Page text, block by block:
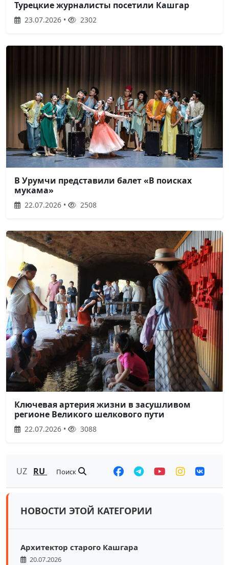
Турецкие журналисты посетили Кашгар
23.07.2026 • 2302
В Урумчи представили балет «В поисках
мукама»
22.07.2026 • 2508
Ключевая артерия жизни в засушливом
регионе Великого шелкового пути
22.07.2026 • 3088
UZ RU Поиск
НОВОСТИ ЭТОЙ КАТЕГОРИИ
Архитектор старого Кашгара
20.07.2026